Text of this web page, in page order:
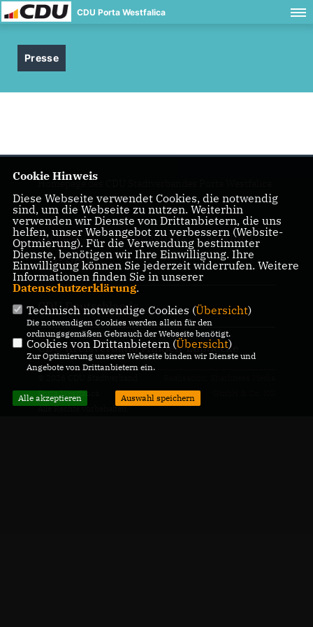
CDU Porta Westfalica
Presse
Homepage des CDU Stadtverbandes Porta Westfalica
IMPRESSUM DATENSCHUTZ KONTAKT
CDU NRW
CDU Deutschlands
CDU Kreisverband Minden-Lübbecke
Porta Westfalica
Alle Rechte vorbehalten.
Cookie Hinweis
Diese Webseite verwendet Cookies, die notwendig
sind, um die Webseite zu nutzen. Weiterhin
verwenden wir Dienste von Drittanbietern, die uns
helfen, unser Webangebot zu verbessern (Website-
Optmierung). Für die Verwendung bestimmter
Dienste, benötigen wir Ihre Einwilligung. Ihre
Einwilligung können Sie jederzeit widerrufen. Weitere
Informationen finden Sie in unserer
Datenschutzerklärung.
Technisch notwendige Cookies (Übersicht)
Die notwendigen Cookies werden allein für den
ordnungsgemäßen Gebrauch der Webseite benötigt.
Cookies von Drittanbietern (Übersicht)
Zur Optimierung unserer Webseite binden wir Dienste und
Angebote von Drittanbietern ein.
Alle akzeptieren Auswahl speichern